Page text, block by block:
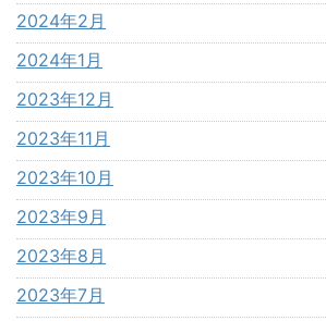
2024年2月
2024年1月
2023年12月
2023年11月
2023年10月
2023年9月
2023年8月
2023年7月